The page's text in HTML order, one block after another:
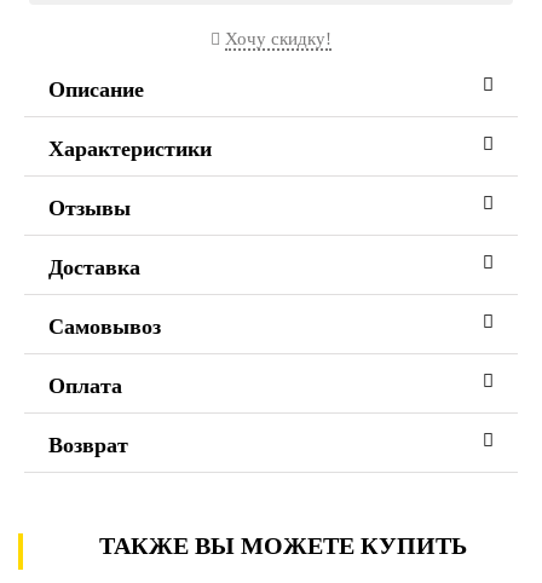
Хочу скидку!
Описание
Характеристики
Отзывы
Доставка
Самовывоз
Оплата
Возврат
ТАКЖЕ ВЫ МОЖЕТЕ КУПИТЬ